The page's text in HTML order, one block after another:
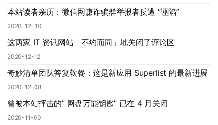
业
界
n
1
1
本站读者亲历：微信网赚诈骗群举报者反遭 “诬陷”
2020-12-30
这两家 IT 资讯网站「不约而同」地关闭了评论区
2020-12-12
奇妙清单团队答复软餐：这是新应用 Superlist 的最新进展
2020-12-08
曾被本站抨击的” 网盘万能钥匙” 已在 4 月关闭
2020-11-09